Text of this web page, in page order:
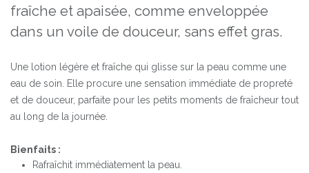
fraîche et apaisée, comme enveloppée
dans un voile de douceur, sans effet gras.
Une lotion légère et fraîche qui glisse sur la peau comme une
eau de soin. Elle procure une sensation immédiate de propreté
et de douceur, parfaite pour les petits moments de fraîcheur tout
au long de la journée.
Bienfaits :
Rafraîchit immédiatement la peau.